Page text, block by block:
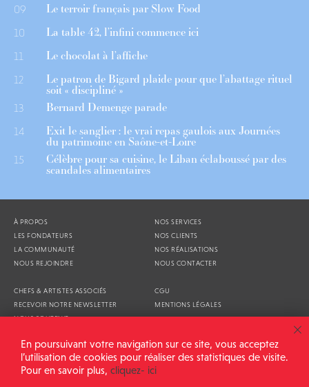
09 Le terroir français par Slow Food
10 La table 42, l’infini commence ici
11 Le chocolat à l’affiche
12 Le patron de Bigard plaide pour que l’abattage rituel
soit « discipliné »
13 Bernard Demenge parade
14 Exit le sanglier : le vrai repas gaulois aux Journées
du patrimoine en Saône-et-Loire
15 Célèbre pour sa cuisine, le Liban éclaboussé par des
scandales alimentaires
À PROPOS
LES FONDATEURS
LA COMMUNAUTÉ
NOUS REJOINDRE
NOS SERVICES
NOS CLIENTS
NOS RÉALISATIONS
NOUS CONTACTER
CHEFS & ARTISTES ASSOCIÉS
RECEVOIR NOTRE NEWSLETTER
NOUS SOUTENIR
CGU
MENTIONS LÉGALES
ALIMENTATION GÉNÉRALE © 2026
En poursuivant votre navigation sur ce site, vous acceptez
l’utilisation de cookies pour réaliser des statistiques de visite.
Pour en savoir plus, cliquez- ici